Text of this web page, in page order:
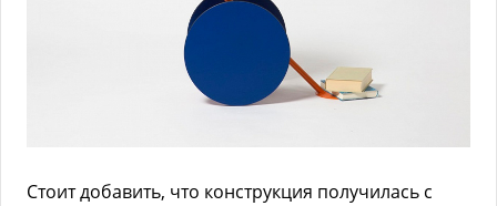
Стоит добавить, что конструкция получилась с